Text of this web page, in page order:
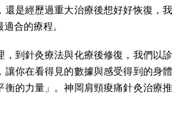
還是經歷過重大治療後想好好恢復，我
合的療程。
，到針灸療法與化療後修復，我們以診
讓你在看得見的數據與感受得到的身體
衡的力量」。神岡肩頸痠痛針灸治療推